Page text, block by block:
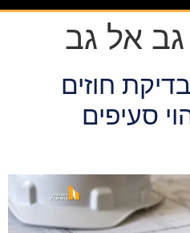
אל גב
חוזים
סעיפים